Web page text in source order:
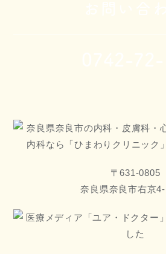
〒631-0805
奈良県奈良市右京